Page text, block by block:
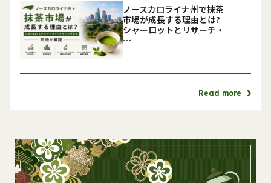
ノースカロライナ州で抹茶
市場が成長する理由とは?
シャーロットとリサーチ・
…
Read more